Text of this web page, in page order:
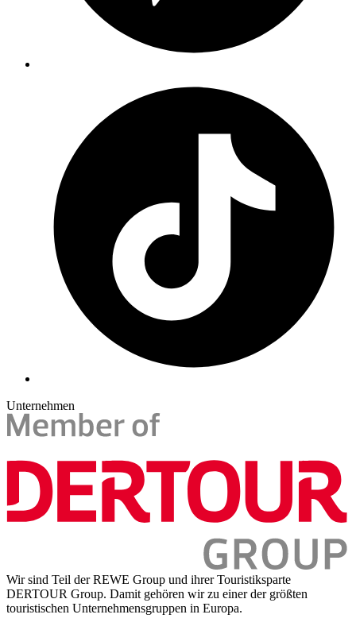
Unternehmen
Wir sind Teil der REWE Group und ihrer Touristiksparte
DERTOUR Group. Damit gehören wir zu einer der größten
touristischen Unternehmensgruppen in Europa.